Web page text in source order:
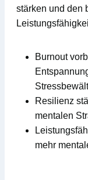
stärken und den
Burnout
Resilienz
mentalen
mehr